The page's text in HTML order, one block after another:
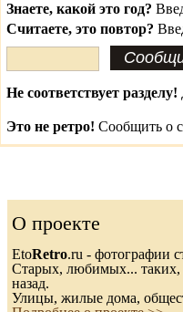
Знаете, какой это год?
Считаете, это повтор?
Не соответствует разделу!
Это не ретро! Сообщить о
О проекте
EtoRetro.ru - фотографии
Старых, любимых... таких,
назад.
Улицы, жилые дома,